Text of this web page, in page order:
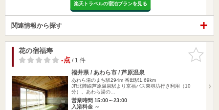
楽天トラベルの宿泊プランを見る
関連情報から探す
お気に入
りに追加
花の宿福寿
-点/ 1 件
福井県 / あわら市 / 芦原温泉
あわら湯のまち駅294m 番田駅1.69km
JR北陸線芦原温泉駅より京福バス東尋坊行き利用（10
分）、あわら湯の…
営業時間 15:00～23:00
入浴料金 ～